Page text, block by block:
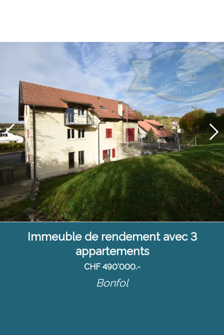
Immeuble de rendement avec 3
appartements
CHF 490'000.-
Bonfol